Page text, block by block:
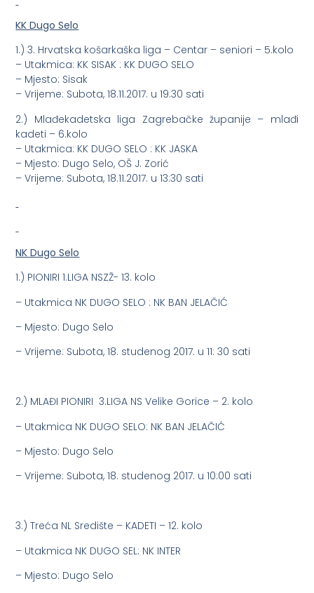
KK Dugo Selo
1.) 3. Hrvatska košarkaška liga – Centar – seniori – 5.kolo
– Utakmica: KK SISAK : KK DUGO SELO
– Mjesto: Sisak
– Vrijeme: Subota, 18.11.2017. u 19:30 sati
2.) Mlađekadetska liga Zagrebačke županije – mlađi
kadeti – 6.kolo
– Utakmica: KK DUGO SELO : KK JASKA
– Mjesto: Dugo Selo, OŠ J. Zorić
– Vrijeme: Subota, 18.11.2017. u 13:30 sati
NK Dugo Selo
1.) PIONIRI 1.LIGA NSZŽ- 13. kolo
– Utakmica NK DUGO SELO : NK BAN JELAČIĆ
– Mjesto: Dugo Selo
– Vrijeme: Subota, 18. studenog 2017. u 11: 30 sati
2.) MLAĐI PIONIRI 3.LIGA NS Velike Gorice – 2. kolo
– Utakmica NK DUGO SELO: NK BAN JELAČIĆ
– Mjesto: Dugo Selo
– Vrijeme: Subota, 18. studenog 2017. u 10:00 sati
3.) Treća NL Središte – KADETI – 12. kolo
– Utakmica NK DUGO SEL: NK INTER
– Mjesto: Dugo Selo